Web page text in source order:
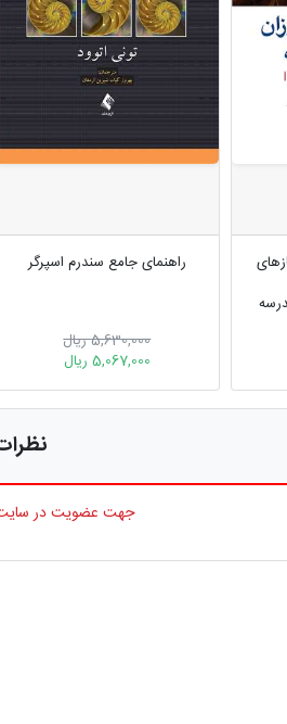
راهنمای جامع سندرم اسپرگر
5,630,000 ریال
5,067,000 ریال
جهت عضویت در سایت